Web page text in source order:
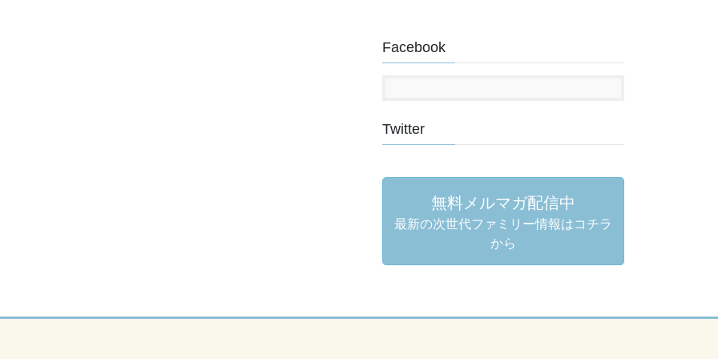
Facebook
Twitter
無料メルマガ配信中
最新の次世代ファミリー情報はコチラ
から